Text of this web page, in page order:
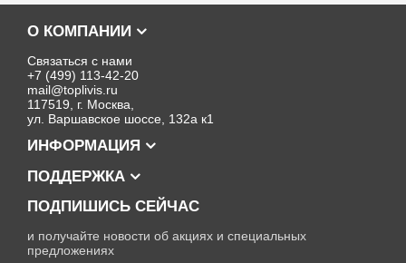
О КОМПАНИИ
Связаться с нами
+7 (499) 113-42-20
mail@toplivis.ru
117519, г. Москва,
ул. Варшавское шоссе, 132а к1
ИНФОРМАЦИЯ
ПОДДЕРЖКА
ПОДПИШИСЬ СЕЙЧАС
и получайте новости об акциях и специальных
предложениях